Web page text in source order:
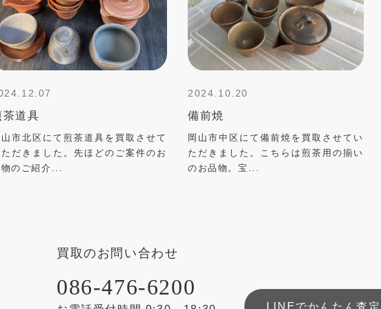
茶道具
山市北区にて煎茶道具を買取させて
ただきました。先ほどのご案件のお
のご紹介...
2024.10.20
備前焼
岡山市中区にて備前焼を買取させてい
ただきました。こちらは煎茶用の揃い
のお品物。宝...
買取のお問い合わせ
086-476-6200